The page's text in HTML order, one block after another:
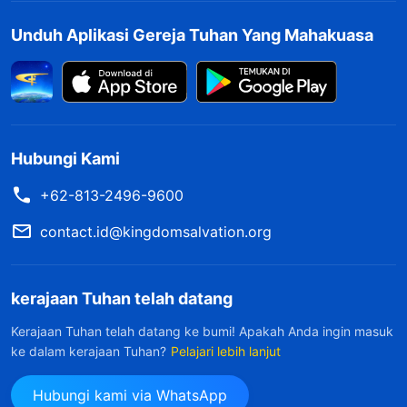
kebenaran."
Pada hari-hari berikutnya, aku mengamati lebih
banyak persoalan lagi pada diri Lucia. Dalam
menghadiri pertemuan secara teratur, dan
bahwa dia berencana untuk berhenti menyirami
dan mendukung mereka. Namun pada
kenyataannya, beberapa dari petobat baru ini
sakit, beberapa sibuk dengan pekerjaan, dan
keluarga yang perlu diselesaikan, sehingga
mereka tidak bisa menghadiri pertemuan secara
Unduh Aplikasi Gereja Tuhan Yang Mahakuasa
Hubungi Kami
+62-813-2496-9600
contact.id@kingdomsalvation.org
kerajaan Tuhan telah datang
Kerajaan Tuhan telah datang ke bumi! Apakah Anda ingin masuk
ke dalam kerajaan Tuhan? Pelajari lebih lanjut
Hubungi kami via WhatsApp